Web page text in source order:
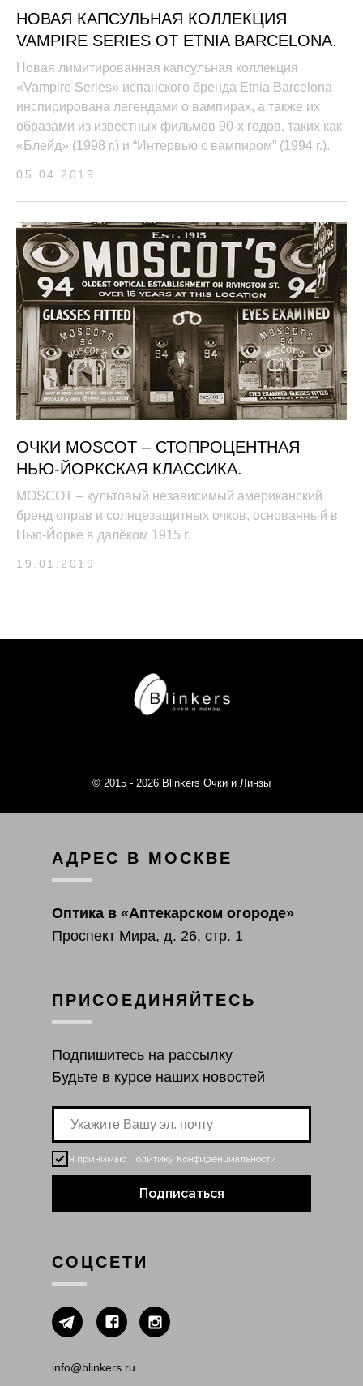
НОВАЯ КАПСУЛЬНАЯ КОЛЛЕКЦИЯ
VAMPIRE SERIES ОТ ETNIA BARCELONA.
Новая лимитированная капсульная коллекция
«Vampire Series» испанского бренда Etnia Barcelona
инспирирована легендами о вампирах, а также их
образами из известных фильмов 90-х годов, таких как
«Блейд» (1998 г.) и “Интервью с вампиром” (1994 г.).
05.04.2019
ОЧКИ MOSCOT – СТОПРОЦЕНТНАЯ
НЬЮ-ЙОРКСКАЯ КЛАССИКА.
MOSCOT – культовый независимый американский
бренд оправ и солнцезащитных очков, основанный в
Нью-Йорке в далёком 1915 г.
19.01.2019
© 2015 - 2026 Blinkers Очки и Линзы
АДРЕС В МОСКВЕ
ПРИСОЕДИНЯЙТЕСЬ
СОЦСЕТИ
Оптика в «Аптекарском огороде»
Проспект Мира, д. 26, стр. 1
Подпишитесь на рассылку
Будьте в курсе наших новостей
info@blinkers.ru
Я принимаю Политику Конфиденциальности
Подписаться